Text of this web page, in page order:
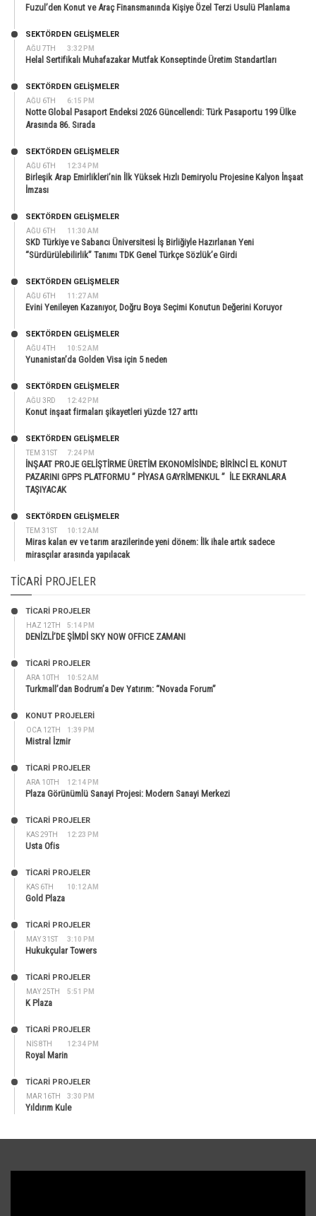
Fuzul’den Konut ve Araç Finansmanında Kişiye Özel Terzi Usulü Planlama
AĞU 7TH 3:32 PM
SEKTÖRDEN GELIŞMELER
Helal Sertifikalı Muhafazakar Mutfak Konseptinde Üretim Standartları
AĞU 6TH 6:15 PM
SEKTÖRDEN GELIŞMELER
Notte Global Pasaport Endeksi 2026 Güncellendi: Türk Pasaportu 199 Ülke
Arasında 86. Sırada
AĞU 6TH 12:34 PM
SEKTÖRDEN GELIŞMELER
Birleşik Arap Emirlikleri’nin İlk Yüksek Hızlı Demiryolu Projesine Kalyon İnşaat
İmzası
AĞU 6TH 11:30 AM
SEKTÖRDEN GELIŞMELER
SKD Türkiye ve Sabancı Üniversitesi İş Birliğiyle Hazırlanan Yeni
“Sürdürülebilirlik” Tanımı TDK Genel Türkçe Sözlük’e Girdi
AĞU 6TH 11:27 AM
SEKTÖRDEN GELIŞMELER
Evini Yenileyen Kazanıyor, Doğru Boya Seçimi Konutun Değerini Koruyor
AĞU 4TH 10:52 AM
SEKTÖRDEN GELIŞMELER
Yunanistan’da Golden Visa için 5 neden
AĞU 3RD 12:42 PM
SEKTÖRDEN GELIŞMELER
Konut inşaat firmaları şikayetleri yüzde 127 arttı
TEM 31ST 7:24 PM
SEKTÖRDEN GELIŞMELER
İNŞAAT PROJE GELİŞTİRME ÜRETİM EKONOMİSİNDE; BİRİNCİ EL KONUT
PAZARINI GPPS PLATFORMU ” PİYASA GAYRİMENKUL ” İLE EKRANLARA
TAŞIYACAK
TEM 31ST 10:12 AM
SEKTÖRDEN GELIŞMELER
Miras kalan ev ve tarım arazilerinde yeni dönem: İlk ihale artık sadece
mirasçılar arasında yapılacak
TICARI PROJELER
HAZ 12TH 5:14 PM
TİCARİ PROJELER
DENİZLİ’DE ŞİMDİ SKY NOW OFFICE ZAMANI
ARA 10TH 10:52 AM
TİCARİ PROJELER
Turkmall’dan Bodrum’a Dev Yatırım: “Novada Forum”
OCA 12TH 1:39 PM
KONUT PROJELERI
Mistral İzmir
ARA 10TH 12:14 PM
TİCARİ PROJELER
Plaza Görünümlü Sanayi Projesi: Modern Sanayi Merkezi
KAS 29TH 12:23 PM
TİCARİ PROJELER
Usta Ofis
KAS 6TH 10:12 AM
TİCARİ PROJELER
Gold Plaza
MAY 31ST 3:10 PM
TİCARİ PROJELER
Hukukçular Towers
MAY 25TH 5:51 PM
TİCARİ PROJELER
K Plaza
NIS 8TH 12:34 PM
TİCARİ PROJELER
Royal Marin
MAR 16TH 3:30 PM
TİCARİ PROJELER
Yıldırım Kule